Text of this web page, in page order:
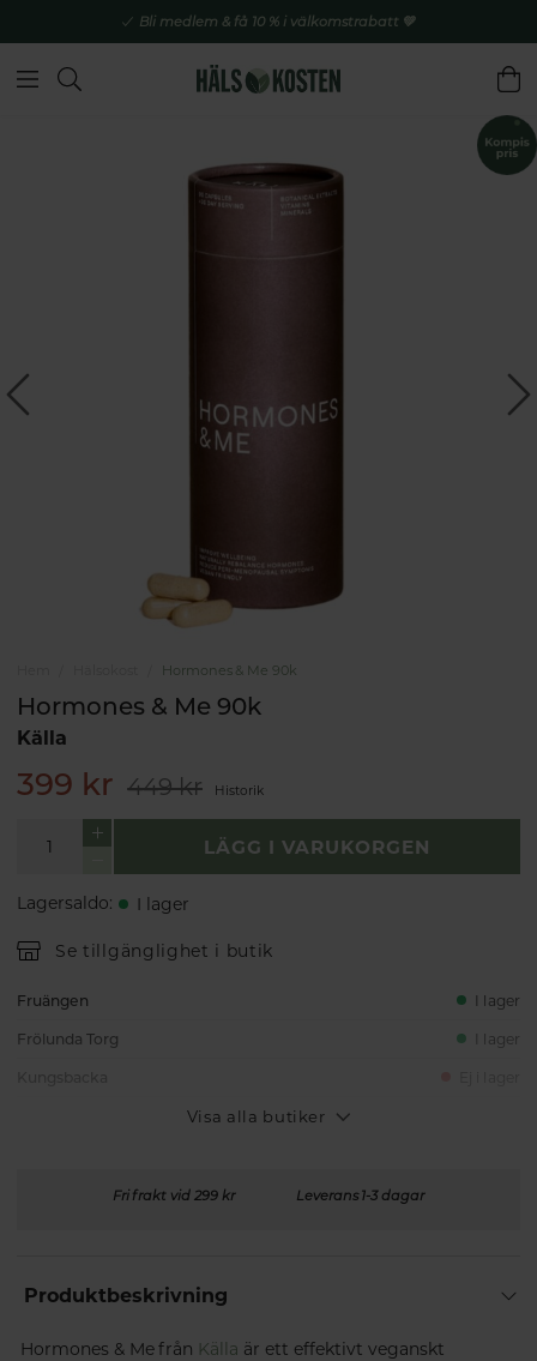
Bli medlem & få 10 % i välkomstrabatt 💚
Hormones & Me 90k
Hormones & Me 90k
Källa
399 kr 449 kr Historik
LÄGG I VARUKORGEN
Lagersaldo: I lager
Se tillgänglighet i butik
Fruängen I lager
Frölunda Torg I lager
Visa alla butiker
Fri frakt vid 299 kr Leverans 1-3 dagar
Produktbeskrivning
Hormones & Me från Källa är ett effektivt veganskt